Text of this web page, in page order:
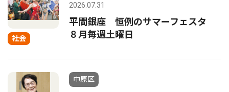
社会
2026.07.31
平間銀座 恒例のサマーフェスタ
８月毎週土曜日
中原区